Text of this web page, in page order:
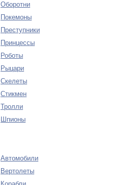
Оборотни
Покемоны
Преступники
Принцессы
Роботы
Рыцари
Скелеты
Стикмен
Тролли
Шпионы
Автомобили
Вертолеты